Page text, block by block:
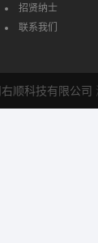
招贤纳士
联系我们
顺科技有限公司